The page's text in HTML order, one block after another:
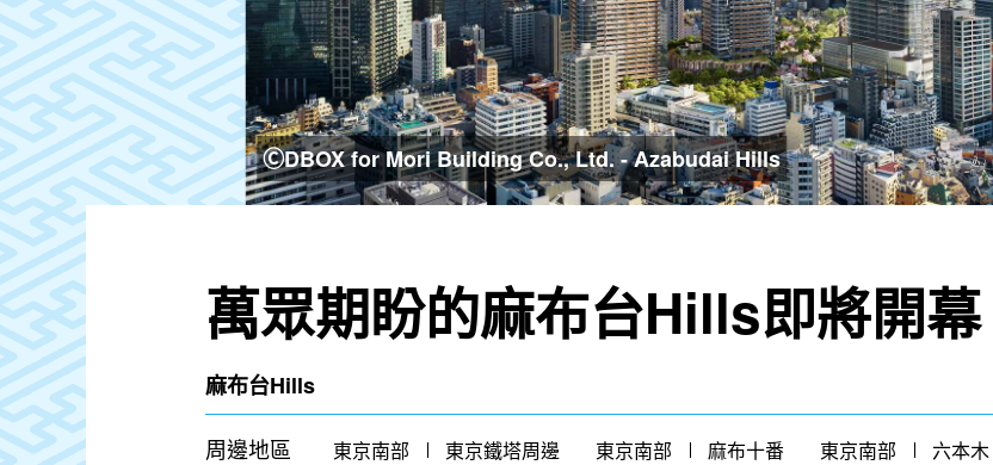
ⒸDBOX for Mori Building Co., Ltd. - Azabudai Hills
萬眾期盼的麻布台Hills即將開幕
麻布台Hills
周邊地區 東京南部 東京鐵塔周邊 東京南部 麻布十番 東京南部 六本木